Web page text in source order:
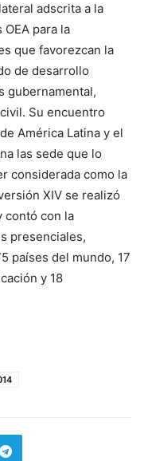
adscrita a la
para la
que favorezcan la
de desarrollo
gubernamental,
Su encuentro
América Latina y el
las sede que lo
considerada como la
XIV se realizó
contó con la
presenciales,
países del mundo, 17
y 18